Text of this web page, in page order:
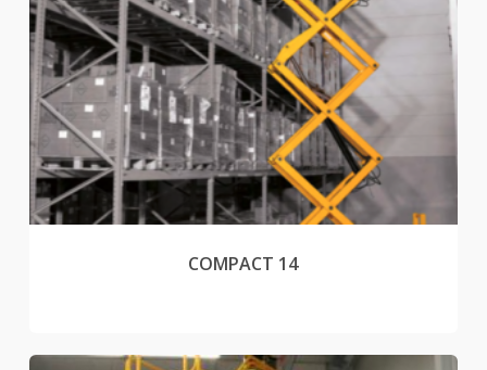
COMPACT 14